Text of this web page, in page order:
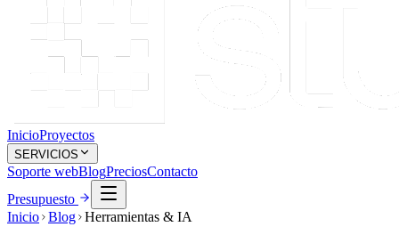
InicioProyectos
SERVICIOS
Soporte webBlogPreciosContacto
Presupuesto
Inicio Blog Herramientas & IA